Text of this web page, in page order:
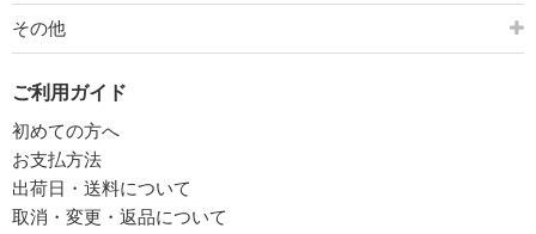
その他
ご利用ガイド
初めての方へ
お支払方法
出荷日・送料について
取消・変更・返品について